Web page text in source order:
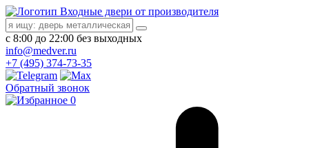
Входные двери от производителя
с 8:00 до 22:00 без выходных
info@medver.ru
+7 (495) 374-73-35
Обратный звонок
0